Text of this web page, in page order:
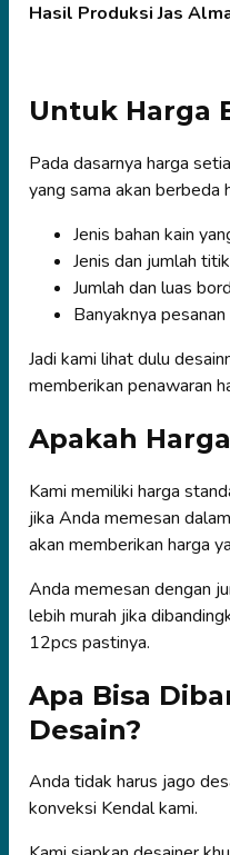
Hasil Produksi Jas
Untuk Harga
Pada dasarnya harga
yang sama akan berbeda
Jenis bahan kain
Jenis dan jumlah
Jumlah dan luas
Banyaknya pesanan
Jadi kami lihat dulu
memberikan penawaran
Apakah
Kami memiliki harga
jika Anda memesan
akan memberikan harga
Anda memesan dengan
lebih murah jika
12pcs pastinya.
Apa Bisa
Desain?
Anda tidak harus jago
konveksi Kendal kami.